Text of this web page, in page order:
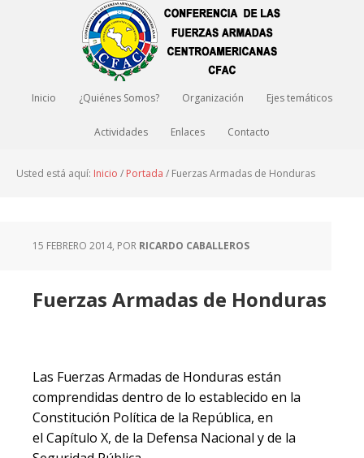
Inicio ¿Quiénes Somos? Organización Ejes temáticos
Actividades Enlaces Contacto
Usted está aquí: Inicio / Portada / Fuerzas Armadas de Honduras
15 FEBRERO 2014, POR RICARDO CABALLEROS
Fuerzas Armadas de Honduras
Las Fuerzas Armadas de Honduras están
comprendidas dentro de lo establecido en la
Constitución Política de la República, en
el Capítulo X, de la Defensa Nacional y de la